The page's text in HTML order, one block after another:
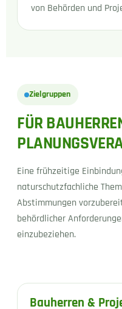
von Behörden und
Zielgruppen
FÜR
Eine frühzeitige
naturschutzfachliche
Abstimmungen
behördlicher
einzubeziehen.
Bauherren &